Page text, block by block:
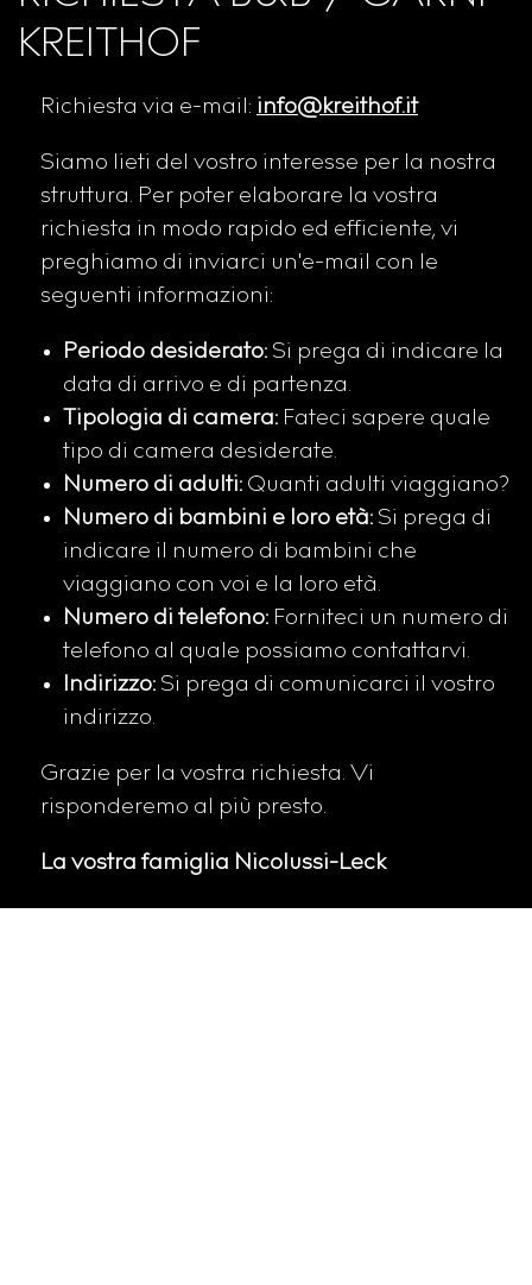
KREITHOF
Richiesta via e-mail: info@kreithof.it
Siamo lieti del vostro interesse per la nostra
struttura. Per poter elaborare la vostra
richiesta in modo rapido ed efficiente, vi
preghiamo di inviarci un'e-mail con le
seguenti informazioni:
Periodo desiderato: Si prega di indicare la
data di arrivo e di partenza.
Tipologia di camera: Fateci sapere quale
tipo di camera desiderate.
Numero di adulti: Quanti adulti viaggiano?
Numero di bambini e loro età: Si prega di
indicare il numero di bambini che
viaggiano con voi e la loro età.
Numero di telefono: Forniteci un numero di
telefono al quale possiamo contattarvi.
Indirizzo: Si prega di comunicarci il vostro
indirizzo.
Grazie per la vostra richiesta. Vi
risponderemo al più presto.
La vostra famiglia Nicolussi-Leck